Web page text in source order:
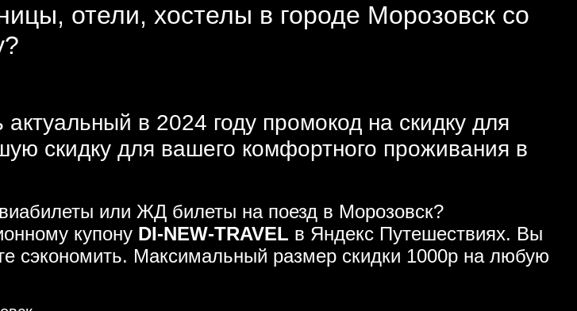
отели, хостелы в городе Морозовск со
в 2024 году промокод на скидку для
скидку для вашего комфортного проживания в
или ЖД билеты на поезд в Морозовск?
купону DI-NEW-TRAVEL в Яндекс Путешествиях. Вы
сэкономить. Максимальный размер скидки 1000р на любую